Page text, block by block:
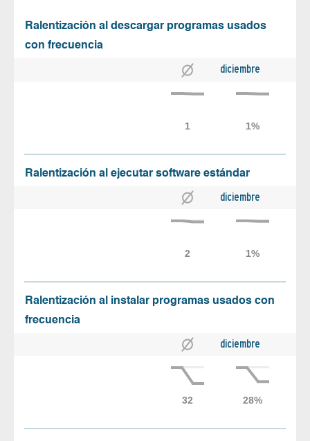
Ralentización al descargar programas usados
con frecuencia
diciembre
Ralentización al ejecutar software estándar
diciembre
Ralentización al instalar programas usados con
frecuencia
diciembre